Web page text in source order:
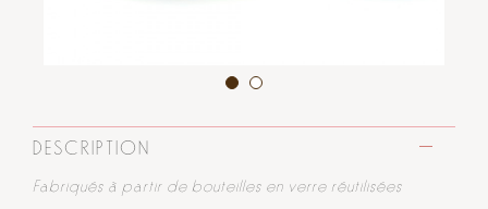
DESCRIPTION
Fabriqués à partir de bouteilles en verre réutilisées